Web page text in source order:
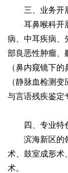
三、业务开
耳鼻喉科开展
病、中耳疾病、
部良恶性肿瘤、
（鼻内窥镜下
（静脉血检测
与言语残疾鉴定
四、专业特
滨海新区的领
术、鼓室成形术
术。